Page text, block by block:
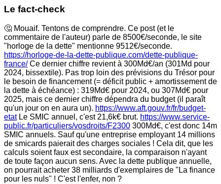
Le fact-check
🤔 Mouaif. Tentons de comprendre. Ce post (et le
commentaire de l'auteur) parle de 8500€/seconde, le site
"horloge de la dette" mentionne 9512€/seconde.
https://horloge-de-la-dette-publique.com/dette-publique-
france/Ce dernier chiffre revient à 300Md€/an (301Md pour
2024, bissextile). Pas trop loin des prévisions du Trésor pour
le besoin de financement (= déficit public + amortissement de
la dette à échéance) : 319Md€ pour 2024, ou 307Md€ pour
2025, mais ce dernier chiffre dépendra du budget (il paraît
qu'un jour on en aura un). https://www.aft.gouv.fr/fr/budget-
etatLe SMIC annuel, c'est 21,6k€ brut. https://www.service-
public.fr/particuliers/vosdroits/F2300 300Md€, c'est donc 14m
SMIC annuels. Sauf qu'une entreprise employant 14 millions
de smicards paierait des charges sociales ! Cela dit, que les
calculs soient faux est secondaire, la comparaison n'ayant
de toute façon aucun sens. Avec la dette publique annuelle,
on pourrait acheter 38 milliards d'exemplaires de "La finance
pour les nuls" ! C'est l'enfer, non ?